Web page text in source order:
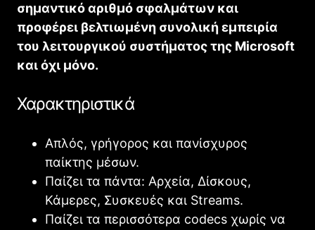
σημαντικό αριθμό σφαλμάτων και
προφέρει βελτιωμένη συνολική εμπειρία
του λειτουργικού συστήματος της Microsoft
και όχι μόνο.
Χαρακτηριστικά
Απλός, γρήγορος και πανίσχυρος
παίκτης μέσων.
Παίζει τα πάντα: Αρχεία, Δίσκους,
Κάμερες, Συσκευές και Streams.
Παίζει τα περισσότερα codecs χωρίς να